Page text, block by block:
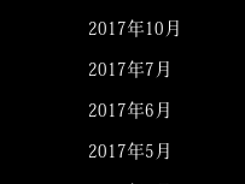
2017年10月
2017年7月
2017年6月
2017年5月